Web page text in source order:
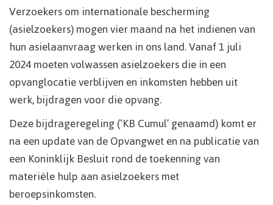
Verzoekers om internationale bescherming
(asielzoekers) mogen vier maand na het indienen van
hun asielaanvraag werken in ons land. Vanaf 1 juli
2024 moeten volwassen asielzoekers die in een
opvanglocatie verblijven en inkomsten hebben uit
werk, bijdragen voor die opvang.
Deze bijdrageregeling (‘KB Cumul’ genaamd) komt er
na een update van de Opvangwet en na publicatie van
een Koninklijk Besluit rond de toekenning van
materiële hulp aan asielzoekers met
beroepsinkomsten.